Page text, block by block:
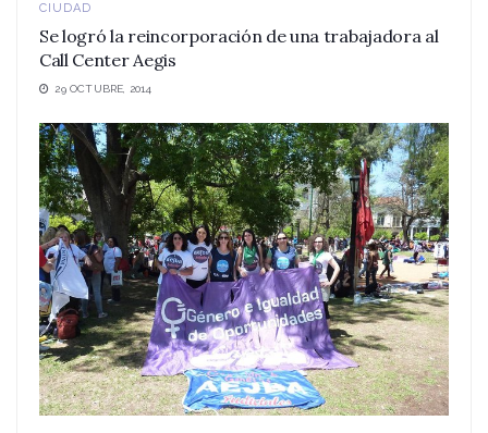
CIUDAD
Se logró la reincorporación de una trabajadora al
Call Center Aegis
29 OCTUBRE, 2014